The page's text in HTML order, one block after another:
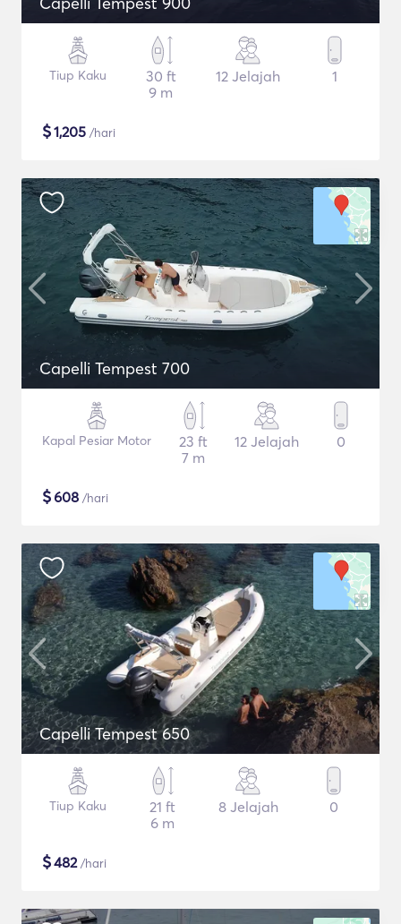
Tiup Kaku
30 ft
9 m
12 Jelajah 1
$1,205 /hari
Capelli Tempest 700
Kapal Pesiar Motor
23 ft
7 m
12 Jelajah 0
$608 /hari
Capelli Tempest 650
Tiup Kaku
21 ft
6 m
8 Jelajah 0
$482/hari